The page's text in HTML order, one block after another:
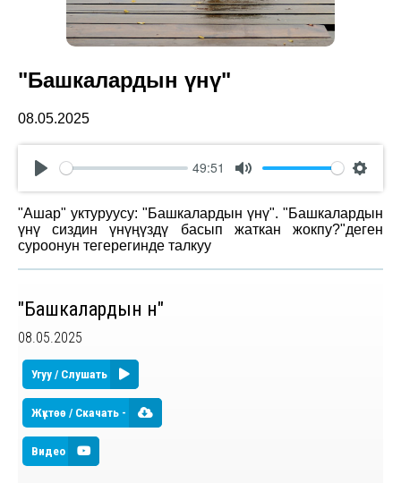
"Башкалардын үнү"
08.05.2025
Play
49:51
Mute
"Ашар" уктуруусу: "Башкалардын үнү". "Башкалардын
үнү сиздин үнүңүздү басып жаткан жокпу?"деген
суроонун тегерегинде талкуу
"Башкалардын үнү"
08.05.2025
Угуу / Слушать
Жүктөө / Скачать -
Видео